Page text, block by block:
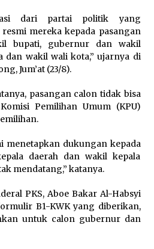
dari partai politik yang
mereka kepada pasangan
bupati, gubernur dan wakil
dan wakil wali kota,” ujarnya di
Jum’at (23/8).
pasangan calon tidak bisa
Pemilihan Umum (KPU)
menetapkan dukungan kepada
daerah dan wakil kepala
mendatang,” katanya.
PKS, Aboe Bakar Al-Habsyi
B1-KWK yang diberikan,
untuk calon gubernur dan